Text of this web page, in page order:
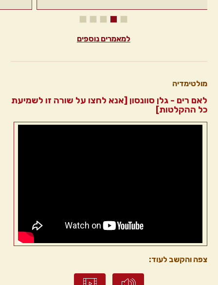
למאמרים נוספים
מולטימדיה
לאם רים - גלן סוונסון [אנא לחצו על שורה זו לשמיעת
כל ההקלטות]
צפה והקשב לעוד: